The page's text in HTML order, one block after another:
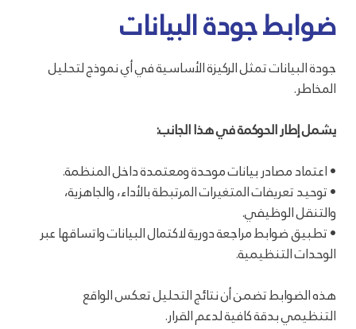
ضوابط جودة البيانات
جودة البيانات تمثل الركيزة الأساسية في أي نموذج لتحليل
المخاطر.
يشمل إطار الحوكمة في هذا الجانب:
• اعتماد مصادر بيانات موحدة ومعتمدة داخل المنظمة.
• توحيد تعريفات المتغيرات المرتبطة بالأداء، والجاهزية،
والتنقل الوظيفي.
• تطبيق ضوابط مراجعة دورية لاكتمال البيانات واتساقها عبر
الوحدات التنظيمية.
هذه الضوابط تضمن أن نتائج التحليل تعكس الواقع
التنظيمي بدقة كافية لدعم القرار.